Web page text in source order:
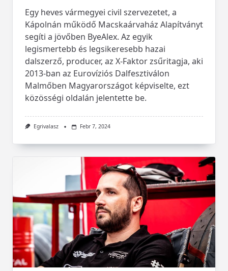
Egy heves vármegyei civil szervezetet, a
Kápolnán működő Macskaárvaház Alapítványt
segíti a jövőben ByeAlex. Az egyik
legismertebb és legsikeresebb hazai
dalszerző, producer, az X-Faktor zsűritagja, aki
2013-ban az Eurovíziós Dalfesztiválon
Malmőben Magyarországot képviselte, ezt
közösségi oldalán jelentette be.
Egrivalasz Febr 7, 2024